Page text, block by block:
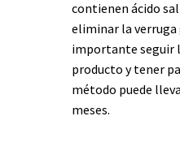
contienen ácido
eliminar la verruga
importante seguir
producto y tener
método puede
meses.